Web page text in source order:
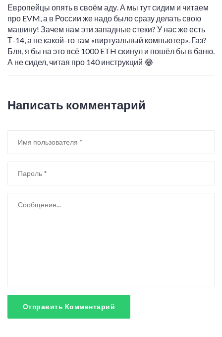
Европейцы опять в своём аду. А мы тут сидим и читаем
про EVM, а в России же надо было сразу делать свою
машину! Зачем нам эти западные стеки? У нас же есть
Т-14, а не какой-то там «виртуальный компьютер». Газ?
Бля, я бы на это всё 1000 ETH скинул и пошёл бы в баню.
А не сидел, читая про 140 инструкций 😂
Написать комментарий
Отправить Комментарий